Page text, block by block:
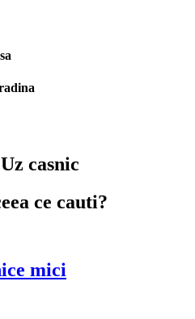
casnic
ce cauti?
mici